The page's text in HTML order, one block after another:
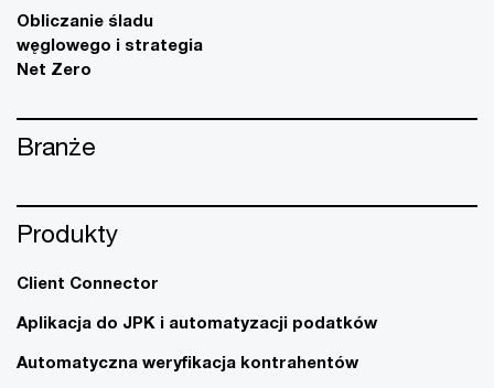
Obliczanie śladu
węglowego i strategia
Net Zero
Branże
Produkty
Client Connector
Aplikacja do JPK i automatyzacji podatków
Automatyczna weryfikacja kontrahentów